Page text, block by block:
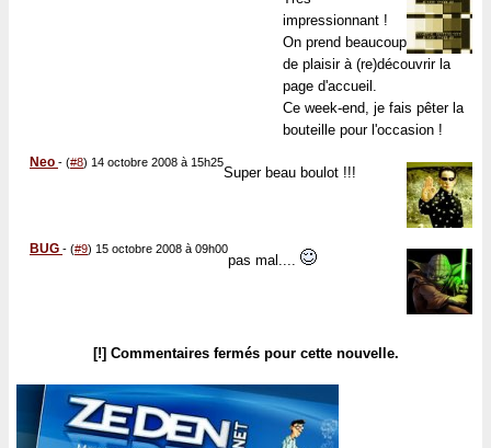
impressionnant !
On prend beaucoup
de plaisir à (re)découvrir la
page d'accueil.
Ce week-end, je fais pêter la
bouteille pour l'occasion !
Neo - (#8) 14 octobre 2008 à 15h25
Super beau boulot !!!
BUG - (#9) 15 octobre 2008 à 09h00
pas mal....
[!] Commentaires fermés pour cette nouvelle.